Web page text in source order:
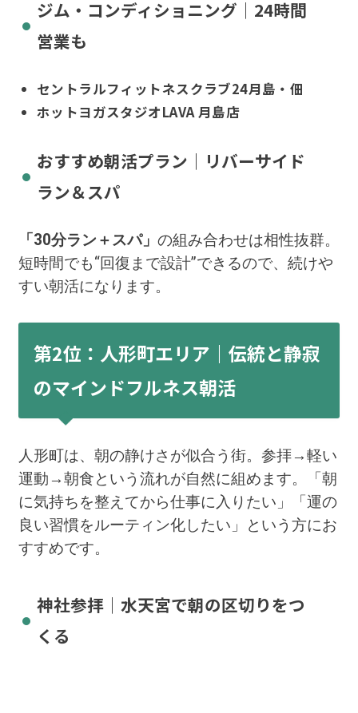
ジム・コンディショニング｜24時間
営業も
セントラルフィットネスクラブ24月島・佃
ホットヨガスタジオLAVA 月島店
おすすめ朝活プラン｜リバーサイド
ラン＆スパ
「30分ラン＋スパ」 の組み合わせは相性抜群。
短時間でも“回復まで設計”できるので、続けや
すい朝活になります。
第2位：人形町エリア｜伝統と静寂
のマインドフルネス朝活
人形町は、朝の静けさが似合う街。参拝→軽い
運動→朝食という流れが自然に組めます。「朝
に気持ちを整えてから仕事に入りたい」「運の
良い習慣をルーティン化したい」という方にお
すすめです。
神社参拝｜水天宮で朝の区切りをつ
くる